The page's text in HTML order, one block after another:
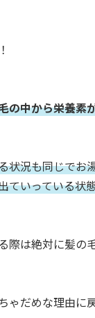
の中から栄養素
状況も同じで
ていっている状
際は絶対に髪
だめな理由に戻